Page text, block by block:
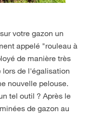
votre gazon un
appelé "rouleau à
de manière très
lors de l'égalisation
nouvelle pelouse.
tel outil ? Après le
de gazon au